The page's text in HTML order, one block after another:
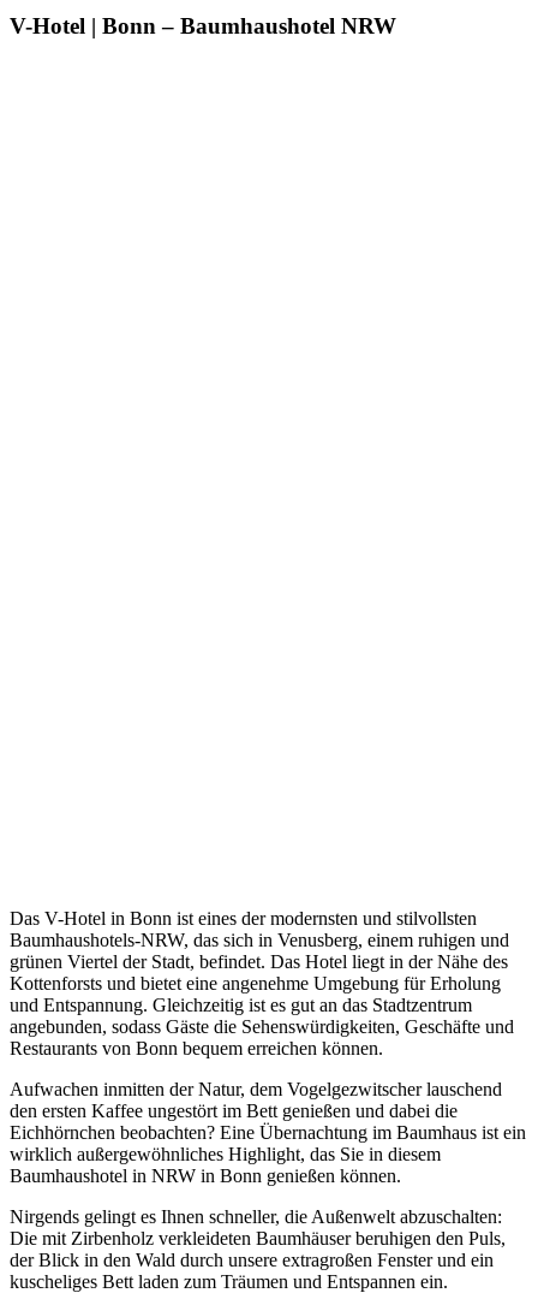
V-Hotel | Bonn – Baumhaushotel NRW
Das V-Hotel in Bonn ist eines der modernsten und stilvollsten
Baumhaushotels-NRW, das sich in Venusberg, einem ruhigen und
grünen Viertel der Stadt, befindet. Das Hotel liegt in der Nähe des
Kottenforsts und bietet eine angenehme Umgebung für Erholung
und Entspannung. Gleichzeitig ist es gut an das Stadtzentrum
angebunden, sodass Gäste die Sehenswürdigkeiten, Geschäfte und
Restaurants von Bonn bequem erreichen können.
Aufwachen inmitten der Natur, dem Vogelgezwitscher lauschend
den ersten Kaffee ungestört im Bett genießen und dabei die
Eichhörnchen beobachten? Eine Übernachtung im Baumhaus ist ein
wirklich außergewöhnliches Highlight, das Sie in diesem
Baumhaushotel in NRW in Bonn genießen können.
Nirgends gelingt es Ihnen schneller, die Außenwelt abzuschalten:
Die mit Zirbenholz verkleideten Baumhäuser beruhigen den Puls,
der Blick in den Wald durch unsere extragroßen Fenster und ein
kuscheliges Bett laden zum Träumen und Entspannen ein.